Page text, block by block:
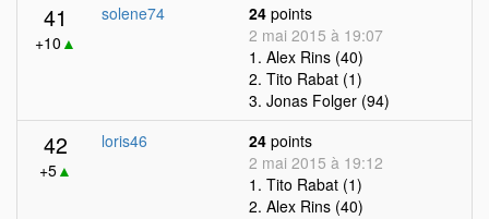
41
+10 ▲
solene74 24 points
2 mai 2015 à 19:07
1. Alex Rins (40)
2. Tito Rabat (1)
3. Jonas Folger (94)
42
+5▲
loris46 24 points
2 mai 2015 à 19:12
1. Tito Rabat (1)
2. Alex Rins (40)